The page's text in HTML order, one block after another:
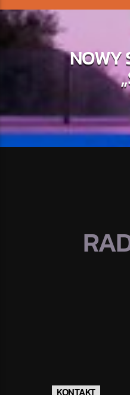
NOWY